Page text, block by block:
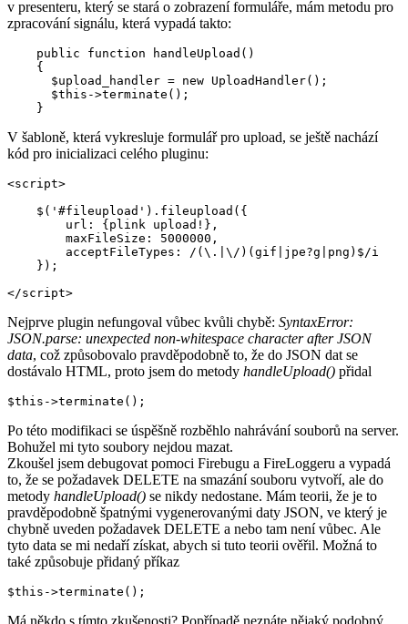
v presenteru, který se stará o zobrazení formuláře, mám metodu pro
zpracování signálu, která vypadá takto:
    public function handleUpload()
    {
      $upload_handler = new UploadHandler();
      $this->terminate();
V šabloně, která vykresluje formulář pro upload, se ještě nachází
kód pro inicializaci celého pluginu:
<script>
    $('#fileupload').fileupload({
        url: {plink upload!},
        maxFileSize: 5000000,
        acceptFileTypes: /(\.|\/)(gif|jpe?g|png)$/i
    });
</script>
Nejprve plugin nefungoval vůbec kvůli chybě: SyntaxError:
JSON.parse: unexpected non-whitespace character after JSON
data, což způsobovalo pravděpodobně to, že do JSON dat se
dostávalo HTML, proto jsem do metody handleUpload() přidal
Po této modifikaci se úspěšně rozběhlo nahrávání souborů na server.
Bohužel mi tyto soubory nejdou mazat.
Zkoušel jsem debugovat pomoci Firebugu a FireLoggeru a vypadá
to, že se požadavek DELETE na smazání souboru vytvoří, ale do
metody handleUpload() se nikdy nedostane. Mám teorii, že je to
pravděpodobně špatnými vygenerovanými daty JSON, ve který je
chybně uveden požadavek DELETE a nebo tam není vůbec. Ale
tyto data se mi nedaří získat, abych si tuto teorii ověřil. Možná to
také způsobuje přidaný příkaz
$this->terminate();
Má někdo s tímto zkušenosti? Popřípadě neznáte nějaký podobný